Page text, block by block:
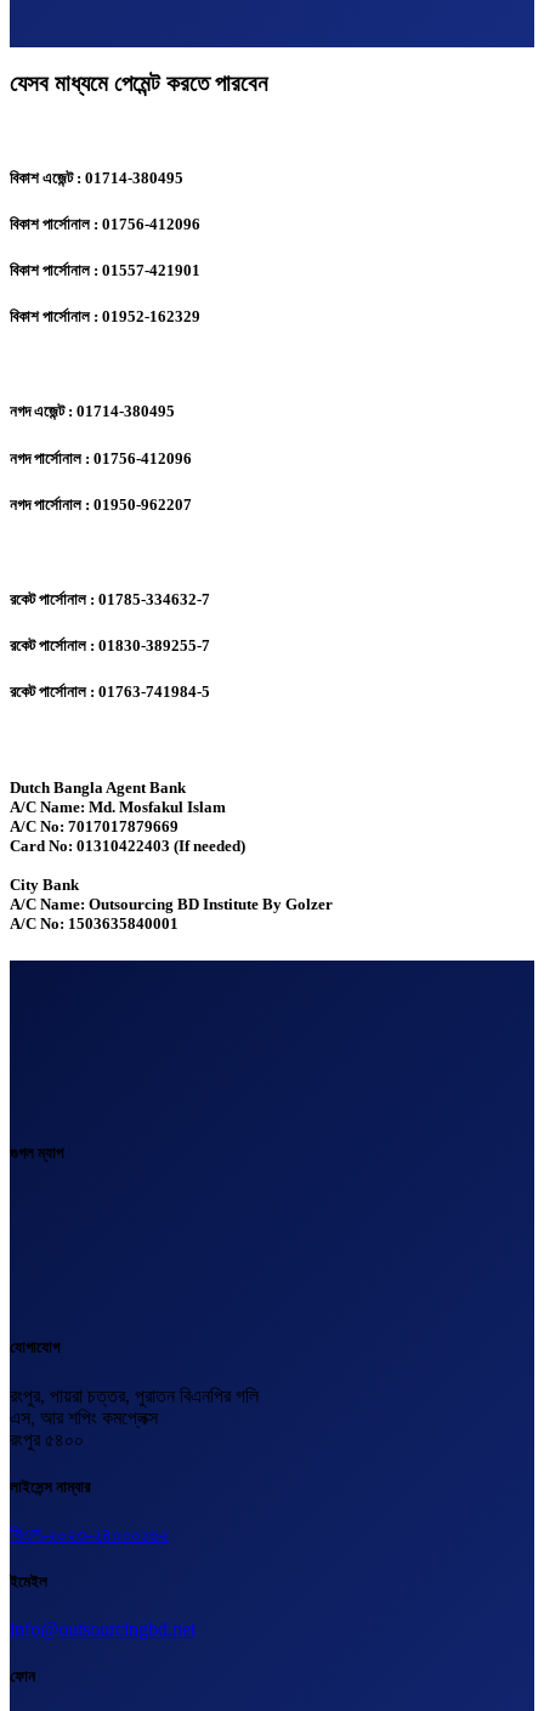
যেসব মাধ্যমে পেমেন্ট করতে পারবেন
বিকাশ এজেন্ট : 01714-380495
বিকাশ পার্সোনাল : 01756-412096
বিকাশ পার্সোনাল : 01557-421901
বিকাশ পার্সোনাল : 01952-162329
নগদ এজেন্ট : 01714-380495
নগদ পার্সোনাল : 01756-412096
নগদ পার্সোনাল : 01950-962207
রকেট পার্সোনাল : 01785-334632-7
রকেট পার্সোনাল : 01830-389255-7
রকেট পার্সোনাল : 01763-741984-5
Dutch Bangla Agent Bank
A/C Name: Md. Mosfakul Islam
A/C No: 7017017879669
Card No: 01310422403 (If needed)
City Bank
A/C Name: Outsourcing BD Institute By Golzer
A/C No: 1503635840001
গুগল ম্যাপ
যোগাযোগ
রংপুর, পায়রা চত্তর, পুরাতন বিএনপির গলি
এস, আর শপিং কমপ্লেক্স
রংপুর ৫৪০০
লাইসেন্স নাম্বার
বিএল-২০২৩-২৪০০০১৬২
ইমেইল
info@outsourcingbd.net
ফোন